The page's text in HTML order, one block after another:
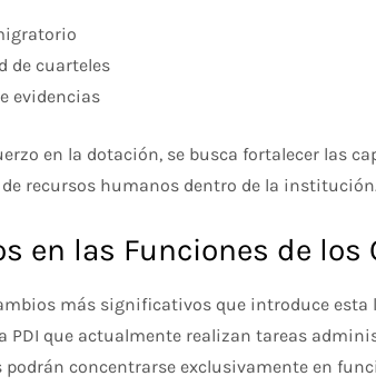
de cuarteles
evidencias
en la dotación, se busca fortalecer las
recursos humanos dentro de la
en las Funciones de los
más significativos que introduce esta
PDI que actualmente realizan tareas
concentrarse exclusivamente en